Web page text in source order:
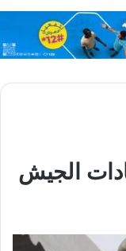
الجيش